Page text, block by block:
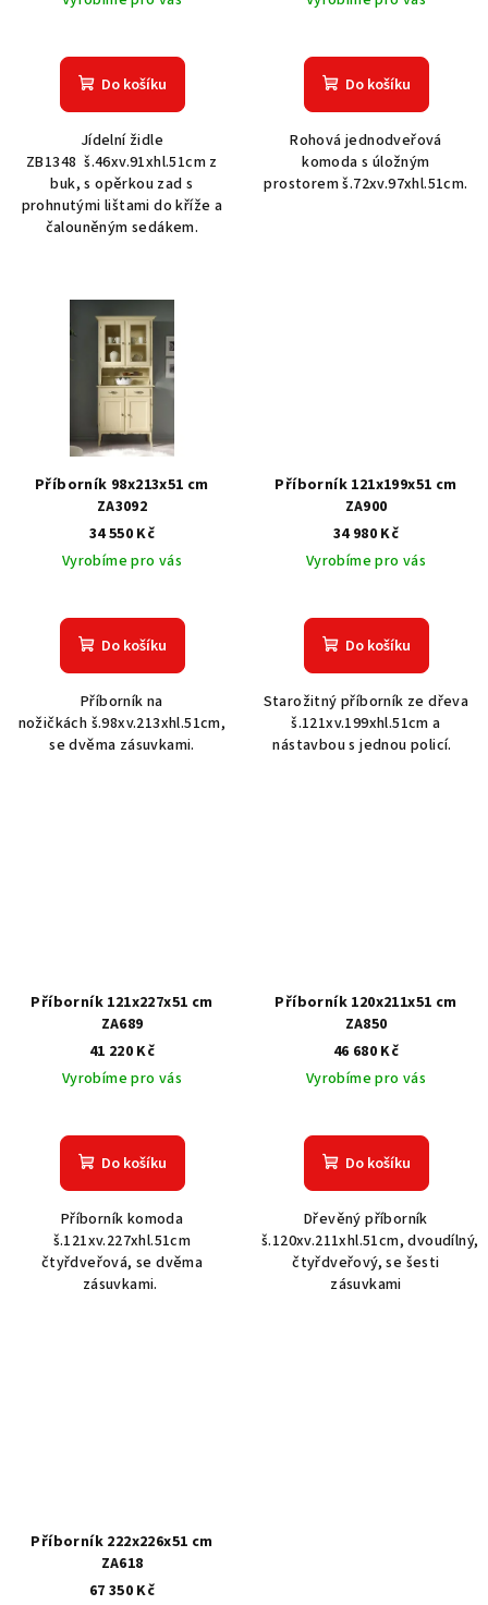
Do košíku
Jídelní židle
ZB1348 š.46xv.91xhl.51cm z
buk, s opěrkou zad s
prohnutými lištami do kříže a
čalouněným sedákem.
Do košíku
Rohová jednodveřová
komoda s úložným
prostorem š.72xv.97xhl.51cm.
Příborník 98x213x51 cm
ZA3092
34 550 Kč
Vyrobíme pro vás
Do košíku
Příborník na
nožičkách š.98xv.213xhl.51cm,
se dvěma zásuvkami.
Příborník 121x199x51 cm
ZA900
34 980 Kč
Vyrobíme pro vás
Do košíku
Starožitný příborník ze dřeva
š.121xv.199xhl.51cm a
nástavbou s jednou policí.
Příborník 121x227x51 cm
ZA689
41 220 Kč
Vyrobíme pro vás
Do košíku
Příborník komoda
š.121xv.227xhl.51cm
čtyřdveřová, se dvěma
zásuvkami.
Příborník 120x211x51 cm
ZA850
46 680 Kč
Vyrobíme pro vás
Do košíku
Dřevěný příborník
š.120xv.211xhl.51cm, dvoudílný,
čtyřdveřový, se šesti
zásuvkami
Příborník 222x226x51 cm
ZA618
67 350 Kč